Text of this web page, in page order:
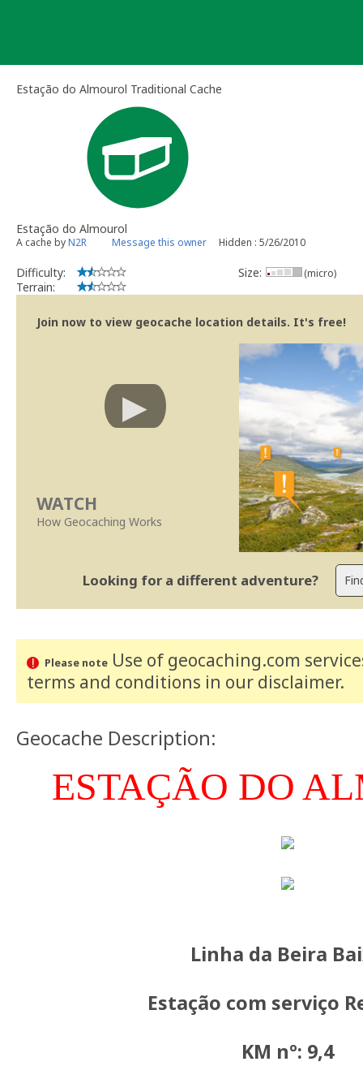
Estação do Almourol Traditional Cache
Estação do Almourol
A cache byN2R Message this owner Hidden : 5/26/2010
Difficulty:
Terrain:
Size: (micro)
Join now to view geocache location details. It's free!
WATCH
How Geocaching Works
Looking for a different adventure?
Please noteUse of geocaching.com
terms and conditions in our disclaimer.
Geocache Description:
ESTAÇÃO DO
Linha da Beira
Estação com serviço
KM nº: 9,4